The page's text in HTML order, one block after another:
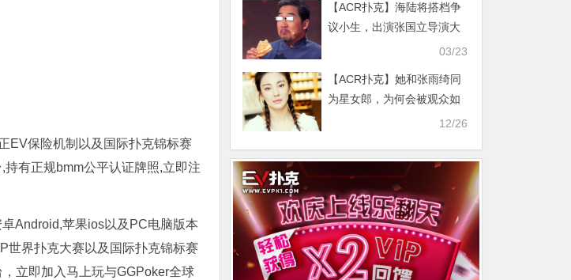
EV保险机制以及国际扑克锦标赛
有正规bmm公平认证牌照,立即注
Android,苹果ios以及PC电脑版本
世界扑克大赛以及国际扑克锦标赛
立即加入马上玩与GGPoker全球
【ACR扑克】海陆将搭档争
议小生，出演张国立导演大
03/23
【ACR扑克】她和张雨绮同
为星女郎，为何会被观众如
12/26